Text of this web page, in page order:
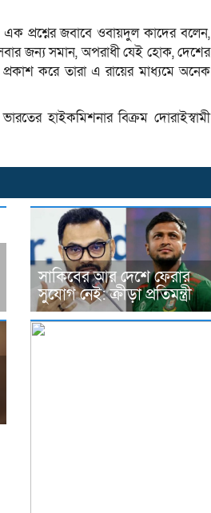
এক প্রশ্নের জবাবে ওবায়দুল কাদের বলেন,
জন্য সমান, অপরাধী যেই হোক, দেশের
প্রকাশ করে তারা এ রায়ের মাধ্যমে অনেক
হাইকমিশনার বিক্রম দোরাইস্বামী
সাকিবের আর দেশে ফেরার
সুযোগ নেই: ক্রীড়া প্রতিমন্ত্রী